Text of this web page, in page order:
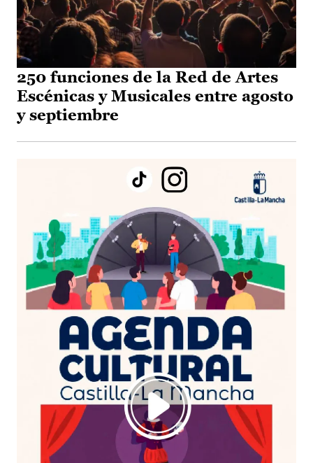
250 funciones de la Red de Artes
Escénicas y Musicales entre agosto
y septiembre